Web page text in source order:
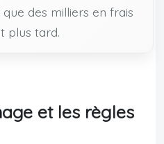
des milliers en frais
plus tard.
et les règles